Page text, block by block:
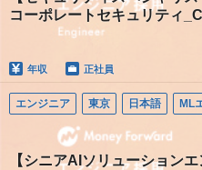
コーポレートセキュリティ
年収 正社員
エンジニア 東京 日本語 ML
【シニアAIソリューション